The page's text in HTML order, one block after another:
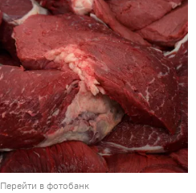
Перейти в фотобанк